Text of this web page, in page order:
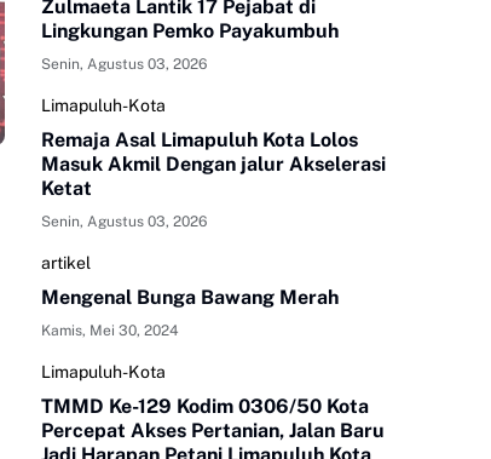
Zulmaeta Lantik 17 Pejabat di
Lingkungan Pemko Payakumbuh
Senin, Agustus 03, 2026
Limapuluh-Kota
Remaja Asal Limapuluh Kota Lolos
Masuk Akmil Dengan jalur Akselerasi
Ketat
Senin, Agustus 03, 2026
artikel
Mengenal Bunga Bawang Merah
Kamis, Mei 30, 2024
Limapuluh-Kota
TMMD Ke-129 Kodim 0306/50 Kota
Percepat Akses Pertanian, Jalan Baru